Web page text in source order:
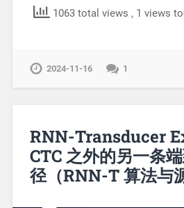
1063 total views , 1 views
2024-11-16 1
RNN-Transducer
CTC 之外的另一条
径（RNN-T 算法与